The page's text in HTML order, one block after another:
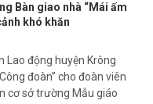
Bàn giao nhà “Mái ấm
khó khăn
Lao động huyện Krông
đoàn” cho đoàn viên
cơ sở trường Mẫu giáo